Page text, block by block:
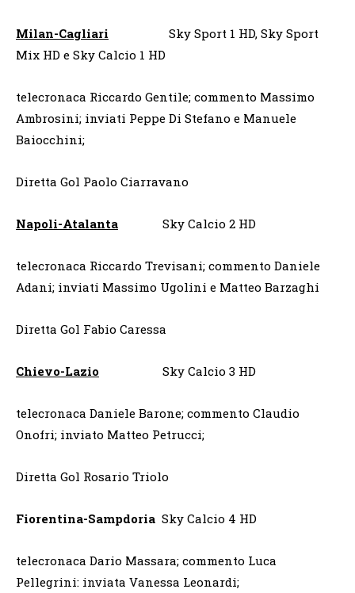
Milan-Cagliari Sky Sport 1 HD, Sky Sport
Mix HD e Sky Calcio 1 HD
telecronaca Riccardo Gentile; commento Massimo
Ambrosini; inviati Peppe Di Stefano e Manuele
Baiocchini;
Diretta Gol Paolo Ciarravano
Napoli-Atalanta Sky Calcio 2 HD
telecronaca Riccardo Trevisani; commento Daniele
Adani; inviati Massimo Ugolini e Matteo Barzaghi
Diretta Gol Fabio Caressa
Chievo-Lazio Sky Calcio 3 HD
telecronaca Daniele Barone; commento Claudio
Onofri; inviato Matteo Petrucci;
Diretta Gol Rosario Triolo
Fiorentina-Sampdoria Sky Calcio 4 HD
telecronaca Dario Massara; commento Luca
Pellegrini: inviata Vanessa Leonardi;